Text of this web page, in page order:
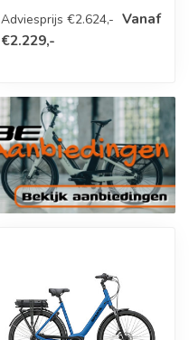
Adviesprijs €2.624,- Vanaf
€2.229,-